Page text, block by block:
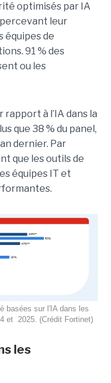
optimisés par IA
percevant leur
équipes de
91 % des
ou les
à l’IA dans la
que 38 % du panel,
dernier. Par
que les outils de
équipes IT et
basées sur l'IA dans les
et 2025. (Crédit Fortinet)
les